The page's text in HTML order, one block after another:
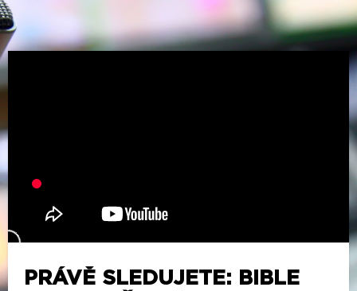
PRÁVĚ SLEDUJETE: BIBLE